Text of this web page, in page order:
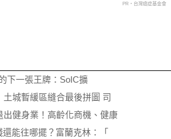
PR・台灣癌症基金會
下一張王牌：SoIC擴
土城暫緩區縫合最後拼圖 司
出健身業！高齡化商機、健康
能往哪擺？富蘭克林：「